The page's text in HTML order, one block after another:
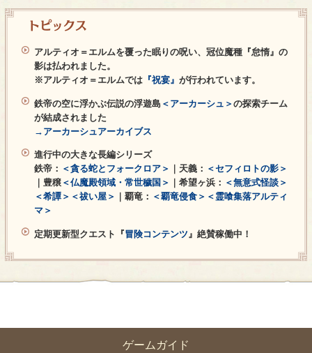
ゲームガイド
トピックス
アルティオ＝エルムを覆った眠りの呪い、冠位魔種『怠惰』の
影は払われました。
※アルティオ＝エルムでは 『祝宴』が行われています。
鉄帝の空に浮かぶ伝説の浮遊島 ＜アーカーシュ＞の探索チーム
が結成されました
→アーカーシュアーカイブス
進行中の大きな長編シリーズ
鉄帝： ＜貪る蛇とフォークロア＞ ｜天義： ＜セフィロトの影＞
｜豊穣 ＜仏魔殿領域・常世穢国＞ ｜希望ヶ浜： ＜無意式怪談＞
＜希譚＞ ＜祓い屋＞ ｜覇竜： ＜覇竜侵食＞ ＜霊喰集落アルティ
マ＞
定期更新型クエスト『冒険コンテンツ 』絶賛稼働中！